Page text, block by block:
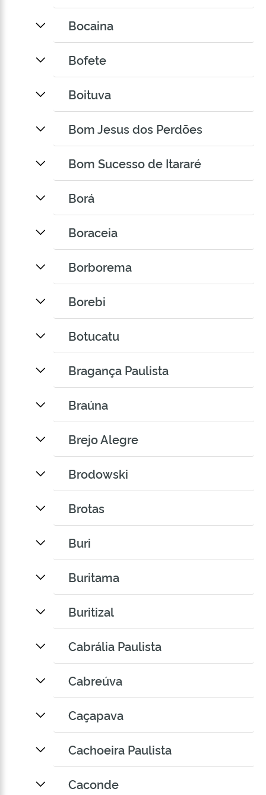
Bocaina
Bofete
Boituva
Bom Jesus dos Perdões
Bom Sucesso de Itararé
Borá
Boraceia
Borborema
Borebi
Botucatu
Bragança Paulista
Braúna
Brejo Alegre
Brodowski
Brotas
Buri
Buritama
Buritizal
Cabrália Paulista
Cabreúva
Caçapava
Cachoeira Paulista
Caconde